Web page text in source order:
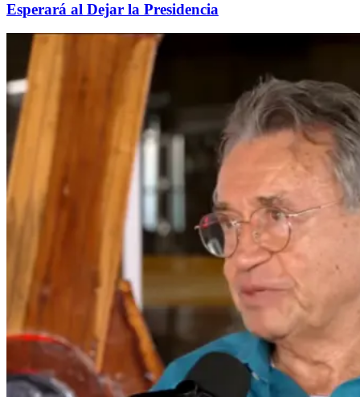
Esperará al Dejar la Presidencia